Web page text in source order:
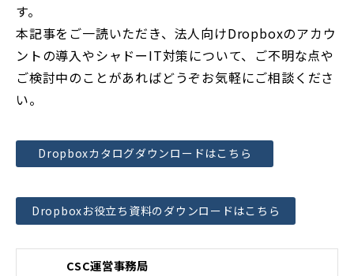
す。
本記事をご一読いただき、法人向けDropboxのアカウ
ントの導入やシャドーIT対策について、ご不明な点や
ご検討中のことがあればどうぞお気軽にご相談くださ
い。
Dropboxカタログダウンロードはこちら
Dropboxお役立ち資料のダウンロードはこちら
CSC運営事務局